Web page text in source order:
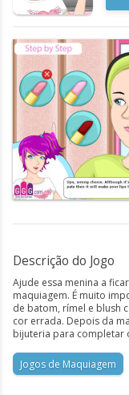
Descrição do Jogo
Ajude essa menina a
maquiagem. É muito
de batom, rímel e blush
cor errada. Depois da
bijuteria para completar
Jogos de Maquiagem